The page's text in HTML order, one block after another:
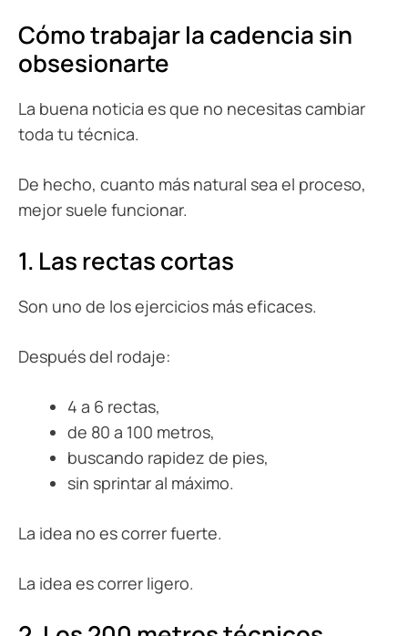
Cómo trabajar la cadencia sin
obsesionarte
La buena noticia es que no necesitas cambiar
toda tu técnica.
De hecho, cuanto más natural sea el proceso,
mejor suele funcionar.
1. Las rectas cortas
Son uno de los ejercicios más eficaces.
Después del rodaje:
4 a 6 rectas,
de 80 a 100 metros,
buscando rapidez de pies,
sin sprintar al máximo.
La idea no es correr fuerte.
La idea es correr ligero.